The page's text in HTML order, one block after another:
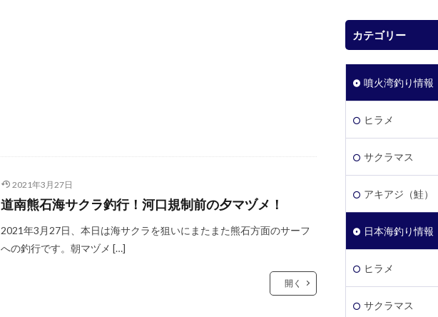
2021年3月27日
道南熊石海サクラ釣行！河口規制前の夕マヅメ！
2021年3月27日、本日は海サクラを狙いにまたまた熊石方面のサーフ
への釣行です。朝マヅメ […]
開く
カテゴリー
噴火湾釣り情報
ヒラメ
サクラマス
アキアジ（鮭）
日本海釣り情報
ヒラメ
サクラマス